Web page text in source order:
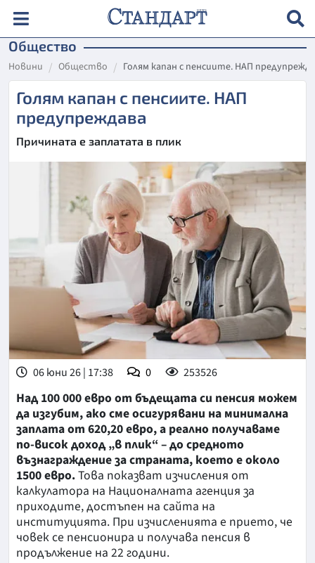
Общество
Новини Общество Голям капан с пенсиите. НАП
Голям капан с пенсиите. НАП
предупреждава
Причината е заплатата в плик
06 юни 26 | 17:38 0 253526
Над 100 000 евро от бъдещата си пенсия можем
да изгубим, ако сме осигурявани на минимална
заплата от 620,20 евро, а реално получаваме
по-висок доход „в плик“ – до средното
възнаграждение за страната, което е около
1500 евро.Това показват изчисления от
калкулатора на Националната агенция за
приходите, достъпен на сайта на
институцията. При изчисленията е прието, че
човек се пенсионира и получава пенсия в
продължение на 22 години.